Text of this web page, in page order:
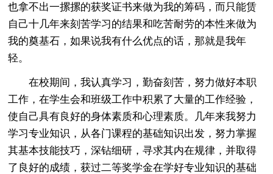
也拿不出一摞摞的获奖证书来做为我的筹码，而只能赁
自己十几年来刻苦学习的结果和吃苦耐劳的本性来做为
我的奠基石，如果说我有什么优点的话，那就是我年
轻。
在校期间，我认真学习，勤奋刻苦，努力做好本职
工作，在学生会和班级工作中积累了大量的工作经验，
使自己具有良好的身体素质和心理素质。几年来我努力
学习专业知识，从各门课程的基础知识出发，努力掌握
其基本技能技巧，深钻细研，寻求其内在规律，并取得
了良好的成绩，获过二等奖学金在学好专业知识的基础